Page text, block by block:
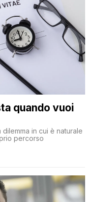
quando vuoi
in cui è naturale
percorso